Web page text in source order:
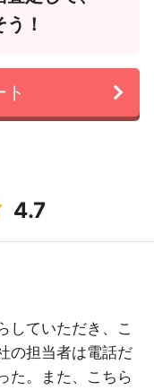
！
4.7
していただき、こ
の担当者は電話だ
た。また、こちら